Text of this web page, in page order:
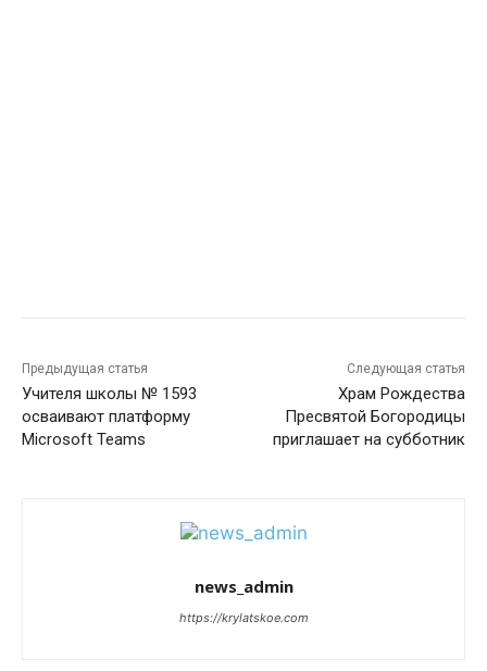
Предыдущая статья
Учителя школы № 1593
осваивают платформу
Microsoft Teams
Следующая статья
Храм Рождества
Пресвятой Богородицы
приглашает на субботник
news_admin
https://krylatskoe.com